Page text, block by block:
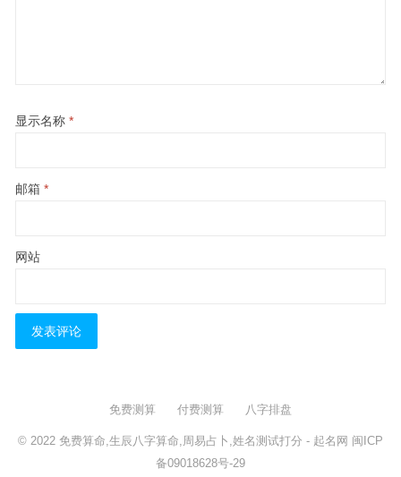
显示名称 *
邮箱 *
网站
免费测算 付费测算 八字排盘
© 2022 免费算命,生辰八字算命,周易占卜,姓名测试打分 - 起名网 闽ICP
备09018628号-29